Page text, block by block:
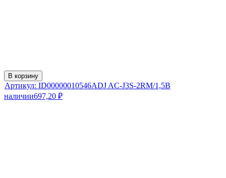
В корзину
Артикул: ID00000010546ADJ AC-J3S-2RM/1,5В
наличии697,20 ₽